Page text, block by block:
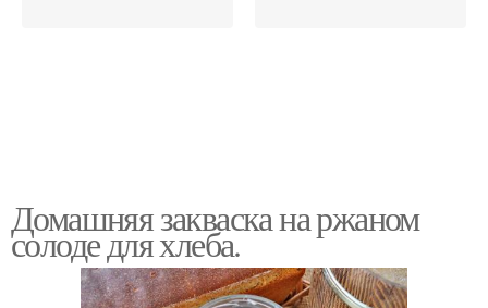
Домашняя закваска на ржаном
солоде для хлеба.